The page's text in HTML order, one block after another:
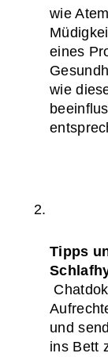
wie
eines
wie
Tipps
und
ins Bett